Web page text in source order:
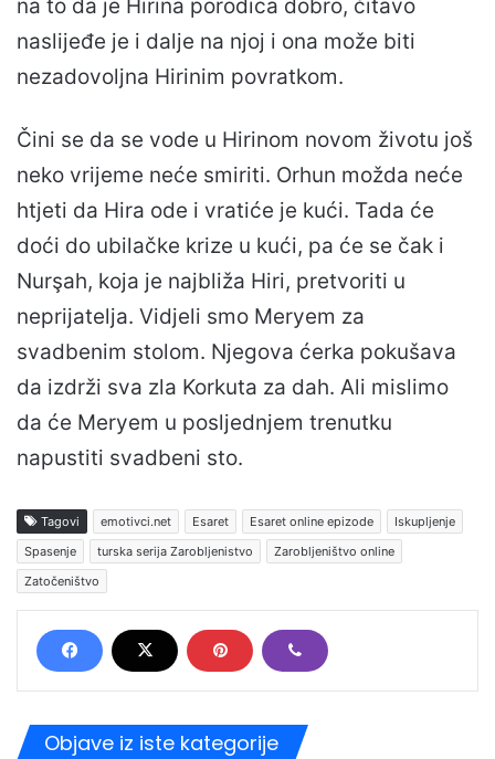
na to da je Hirina porodica dobro, čitavo
naslijeđe je i dalje na njoj i ona može biti
nezadovoljna Hirinim povratkom.
Čini se da se vode u Hirinom novom životu još
neko vrijeme neće smiriti. Orhun možda neće
htjeti da Hira ode i vratiće je kući. Tada će
doći do ubilačke krize u kući, pa će se čak i
Nurşah, koja je najbliža Hiri, pretvoriti u
neprijatelja. Vidjeli smo Meryem za
svadbenim stolom. Njegova ćerka pokušava
da izdrži sva zla Korkuta za dah. Ali mislimo
da će Meryem u posljednjem trenutku
napustiti svadbeni sto.
Tagovi emotivci.net Esaret Esaret online epizode
Iskupljenje
Spasenje
turska serija Zarobljenistvo
Zarobljeništvo online
Zatočeništvo
Objave iz iste kategorije